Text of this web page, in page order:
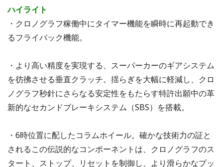
ハイライト
・クロノグラフ稼働中にタイマー機能を瞬時に再起動でき
るフライバック機能。
・より高い精度を実現する、スーパーカーのギアシステム
を彷彿させる垂直クラッチ。揺らぎを大幅に軽減し、クロ
ノグラフ秒針にさらなる安定性をもたらす特許出願中の革
新的なセカンドブレーキシステム（SBS）を搭載。
・6時位置に配したコラムホイール。確かな技術力の証と
されるこの伝説的なコンポーネントは、クロノグラフのス
タート、ストップ、リセットを制御し、より滑らかなプッ